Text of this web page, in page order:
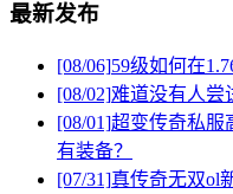
最新发布
[08/06]59级如何在
[08/02]难道没有人尝
[08/01]超变传奇私服
有装备？
[07/31]真传奇无双ol